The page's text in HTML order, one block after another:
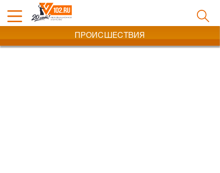
ПРОИСШЕСТВИЯ